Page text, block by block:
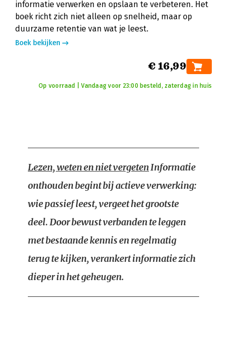
informatie verwerken en opslaan te verbeteren. Het
boek richt zich niet alleen op snelheid, maar op
duurzame retentie van wat je leest.
Boek bekijken
€ 16,99
Op voorraad | Vandaag voor 23:00 besteld, zaterdag in huis
Lezen, weten en niet vergetenInformatie
onthouden begint bij actieve verwerking:
wie passief leest, vergeet het grootste
deel. Door bewust verbanden te leggen
met bestaande kennis en regelmatig
terug te kijken, verankert informatie zich
dieper in het geheugen.